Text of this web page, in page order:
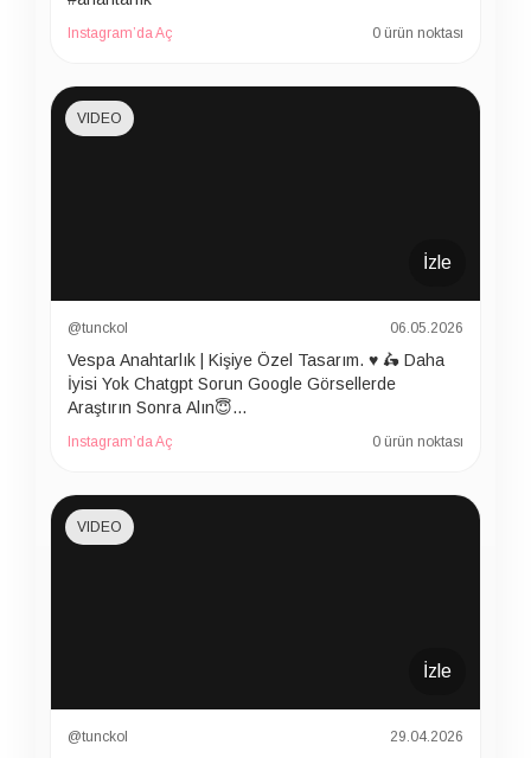
Instagram’da Aç 0 ürün noktası
İzle
VIDEO
@tunckol 06.05.2026
Vespa Anahtarlık | Kişiye Özel Tasarım. ♥️ 🛵 Daha
İyisi Yok Chatgpt Sorun Google Görsellerde
Araştırın Sonra Alın😇…
Instagram’da Aç 0 ürün noktası
İzle
VIDEO
@tunckol 29.04.2026